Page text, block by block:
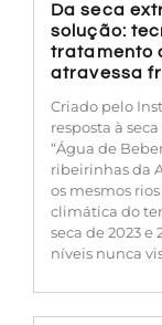
Da seca
solução:
tratamento
atravessa
Criado pelo
resposta à
“Água de
ribeirinhas da
os mesmos
climática do
seca de 2023 e
níveis nunca